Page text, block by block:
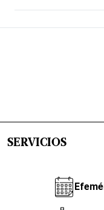
SERVICIOS